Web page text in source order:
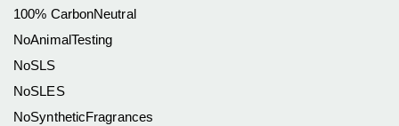
100% CarbonNeutral
NoAnimalTesting
NoSLS
NoSLES
NoSyntheticFragrances